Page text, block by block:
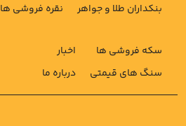
بنکداران طلا و جواهر
نقره فروشی ها
سکه فروشی ها
سنگ های قیمتی
اخبار
درباره ما